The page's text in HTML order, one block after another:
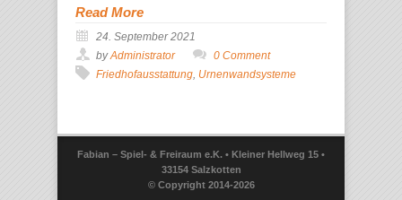
Read More
24. September 2021
byAdministrator
0 Comment
Friedhofausstattung, Urnenwandsysteme
Fabian – Spiel- & Freiraum e.K. • Kleiner Hellweg 15 •
33154 Salzkotten
© Copyright 2014-2026